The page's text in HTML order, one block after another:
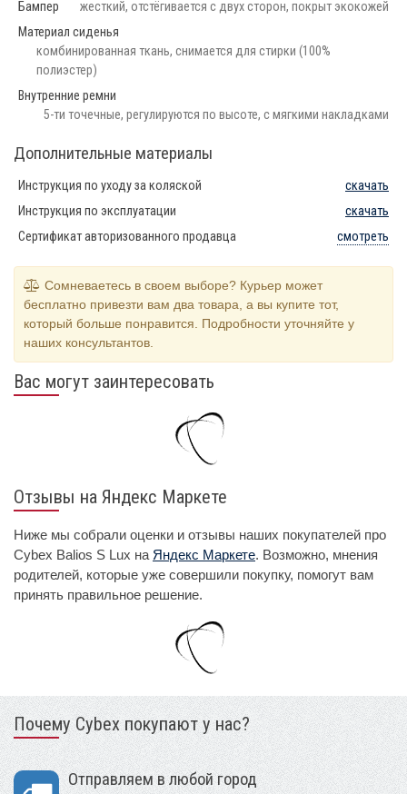
Бампер
жесткий, отстёгивается с двух сторон, покрыт экокожей
Материал сиденья
комбинированная ткань, снимается для стирки (100%
полиэстер)
Внутренние ремни
5-ти точечные, регулируются по высоте, с мягкими накладками
Дополнительные материалы
Инструкция по уходу за коляской
скачать
Инструкция по эксплуатации
скачать
Сертификат авторизованного продавца
смотреть
Сомневаетесь в своем выборе? Курьер может
бесплатно привезти вам два товара, а вы купите тот,
который больше понравится. Подробности уточняйте у
наших консультантов.
Вас могут заинтересовать
Отзывы на Яндекс Маркете
Ниже мы собрали оценки и отзывы наших покупателей про
Cybex Balios S Lux на Яндекс Маркете. Возможно, мнения
родителей, которые уже совершили покупку, помогут вам
принять правильное решение.
Почему Cybex покупают у нас?
Отправляем в любой город